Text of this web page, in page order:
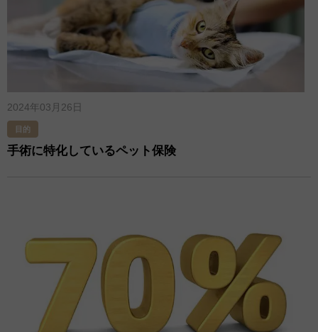
2024年03月26日
目的
手術に特化しているペット保険